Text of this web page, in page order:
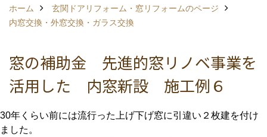
ホーム
玄関ドアリフォーム・窓リフォームのページ
内窓交換・外窓交換・ガラス交換
窓の補助金 先進的窓リノベ事業を
活用した 内窓新設 施工例６
30年くらい前には流行った上げ下げ窓に引違い２枚建を付け
ました。